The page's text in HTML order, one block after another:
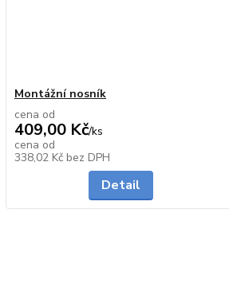
Montážní nosník
cena od
409,00 Kč/ks
cena od
338,02 Kč bez DPH
Detail